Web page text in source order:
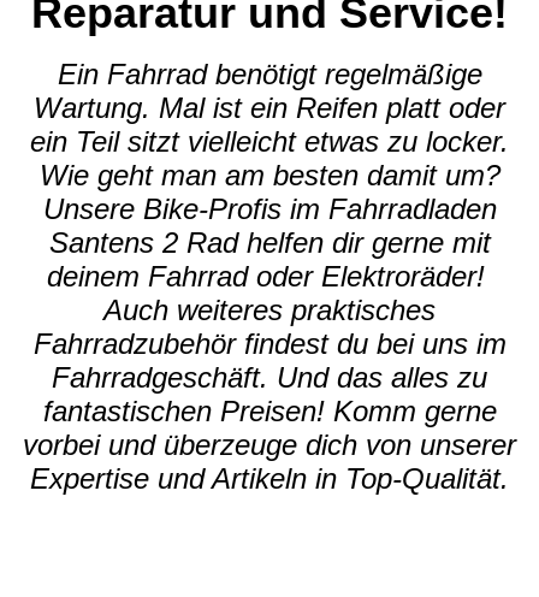
Reparatur und Service!
Ein Fahrrad benötigt regelmäßige
Wartung. Mal ist ein Reifen platt oder
ein Teil sitzt vielleicht etwas zu locker.
Wie geht man am besten damit um?
Unsere Bike-Profis im Fahrradladen
Santens 2 Rad helfen dir gerne mit
deinem Fahrrad oder Elektroräder!
Auch weiteres praktisches
Fahrradzubehör findest du bei uns im
Fahrradgeschäft. Und das alles zu
fantastischen Preisen! Komm gerne
vorbei und überzeuge dich von unserer
Expertise und Artikeln in Top-Qualität.